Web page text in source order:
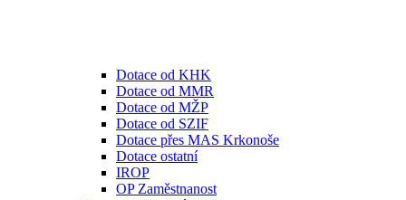
Dotace od KHK
Dotace od MMR
Dotace od MŽP
Dotace od SZIF
Dotace přes MAS Krkonoše
Dotace ostatní
IROP
OP Zaměstnanost